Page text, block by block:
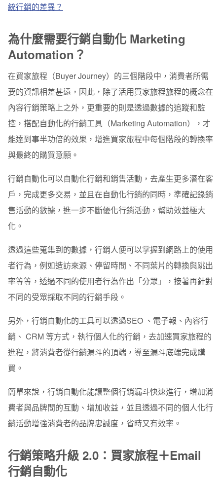
統行銷的差異？
為什麼需要行銷自動化 Marketing
Automation？
在買家旅程（Buyer Journey）的三個階段中，消費者所需
要的資訊相差甚遠，因此，除了活用買家旅程旅程的概念在
內容行銷策略上之外，更重要的則是透過數據的追蹤和監
控，搭配自動化的行銷工具（Marketing Automation），才
能達到事半功倍的效果，增進買家旅程中每個階段的轉換率
與最終的購買意願。
行銷自動化可以自動化行銷和銷售活動，去產生更多潛在客
戶，完成更多交易，並且在自動化行銷的同時，準確記錄銷
售活動的數據，進一步不斷優化行銷活動，幫助效益極大
化。
透過這些蒐集到的數據，行銷人便可以掌握到網路上的使用
者行為，例如造訪來源、停留時間、不同葉片的轉換與跳出
率等等，透過不同的使用者行為作出「分眾」，接著再針對
不同的受眾採取不同的行銷手段。
另外，行銷自動化的工具可以透過SEO 、電子報、內容行
銷、 CRM 等方式，執行個人化的行銷，去加速買家旅程的
進程，將消費者從行銷漏斗的頂端，導至漏斗底端完成購
買。
簡單來說，行銷自動化能讓整個行銷漏斗快速進行，增加消
費者與品牌間的互動、增加收益，並且透過不同的個人化行
銷活動增強消費者的品牌忠誠度，省時又有效率。
行銷策略升級 2.0：買家旅程＋Email
行銷自動化